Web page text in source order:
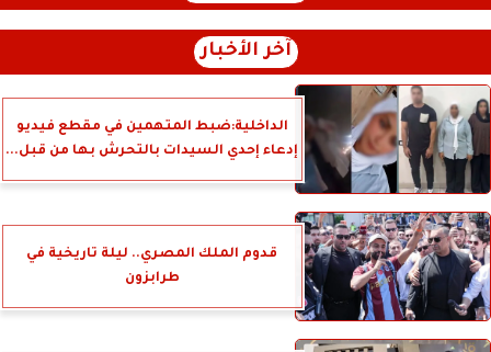
آخر الأخبار
الداخلية:ضبط المتهمين في مقطع فيديو
إدعاء إحدي السيدات بالتحرش بها من قبل...
قدوم الملك المصري.. ليلة تاريخية في
طرابزون